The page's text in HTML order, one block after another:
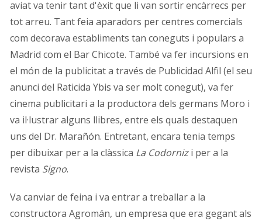
aviat va tenir tant d'èxit que li van sortir encàrrecs per
tot arreu. Tant feia aparadors per centres comercials
com decorava establiments tan coneguts i populars a
Madrid com el Bar Chicote. També va fer incursions en
el món de la publicitat a través de Publicidad Alfil (el seu
anunci del Raticida Ybis va ser molt conegut), va fer
cinema publicitari a la productora dels germans Moro i
va il·lustrar alguns llibres, entre els quals destaquen
uns del Dr. Marañón. Entretant, encara tenia temps
per dibuixar per a la clàssica La Codornizi per a la
revista Signo.
Va canviar de feina i va entrar a treballar a la
constructora Agromán, un empresa que era gegant als